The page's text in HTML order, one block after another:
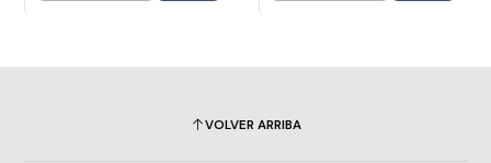
VOLVER ARRIBA